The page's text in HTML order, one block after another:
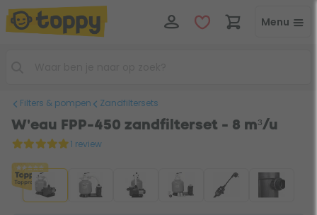
Menu
Filters & pompen Zandfiltersets
W'eau FPP-450 zandfilterset - 8 m³/u
1 review